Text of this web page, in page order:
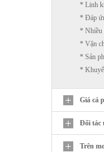
* Linh
* Đáp
* Nhiều
* Vận
* Sản
*
Giá cả
Đối tác
Trên